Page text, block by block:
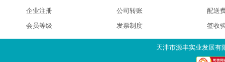
企业注册
会员等级
公司转账
发票制度
配送
签收
天津市源丰实业发展